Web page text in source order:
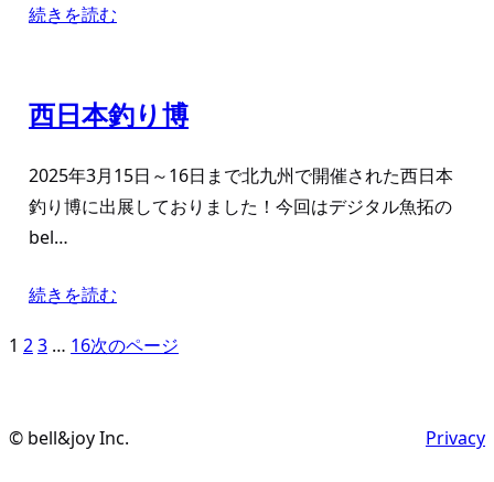
続きを読む
西日本釣り博
2025年3月15日～16日まで北九州で開催された西日本
釣り博に出展しておりました！今回はデジタル魚拓の
bel…
続きを読む
1 23 … 16次のページ
© bell&joy Inc. Privacy